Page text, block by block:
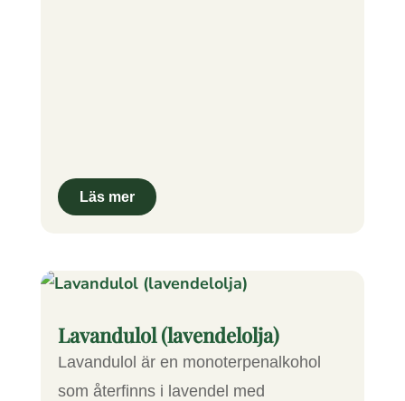
Lavandulol (lavendelolja)
Lavandulol är en monoterpenalkohol
som återfinns i lavendel med